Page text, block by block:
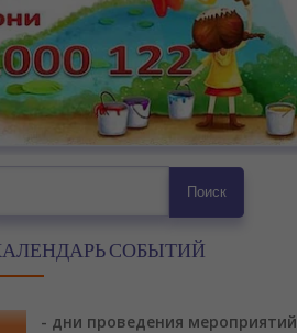
Поиск
СОБЫТИЙ
- дни проведения мероприятий